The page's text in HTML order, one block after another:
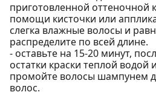
приготовленной оттеночной
помощи кисточки или
слегка влажные волосы и
распределите по всей длине.
- оставьте на 15-20 минут,
остатки краски теплой водой
промойте волосы шампунем
волос.